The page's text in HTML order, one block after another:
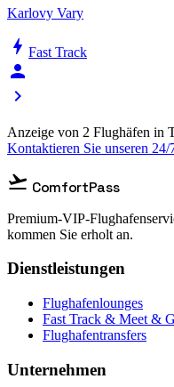
Karlovy Vary
bolt Fast Track
chevron_right
Anzeige von 2 Flughäfen in
Kontaktieren Sie unseren 24/
flight_takeoff ComfortPass
Premium-VIP-
kommen Sie erholt an.
Dienstleistungen
Flughafenlounges
Fast Track & Meet &
Flughafentransfers
Unternehmen